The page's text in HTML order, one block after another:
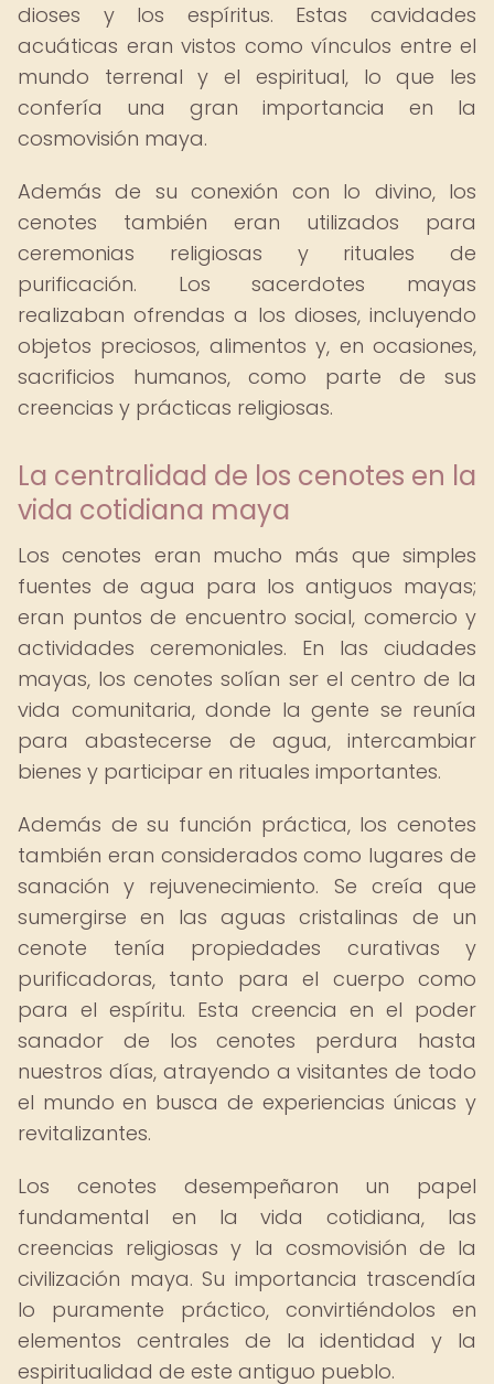
dioses y los espíritus. Estas cavidades
acuáticas eran vistos como vínculos entre el
mundo terrenal y el espiritual, lo que les
confería una gran importancia en la
cosmovisión maya.
Además de su conexión con lo divino, los
cenotes también eran utilizados para
ceremonias religiosas y rituales de
purificación. Los sacerdotes mayas
realizaban ofrendas a los dioses, incluyendo
objetos preciosos, alimentos y, en ocasiones,
sacrificios humanos, como parte de sus
creencias y prácticas religiosas.
La centralidad de los cenotes en la
vida cotidiana maya
Los cenotes eran mucho más que simples
fuentes de agua para los antiguos mayas;
eran puntos de encuentro social, comercio y
actividades ceremoniales. En las ciudades
mayas, los cenotes solían ser el centro de la
vida comunitaria, donde la gente se reunía
para abastecerse de agua, intercambiar
bienes y participar en rituales importantes.
Además de su función práctica, los cenotes
también eran considerados como lugares de
sanación y rejuvenecimiento. Se creía que
sumergirse en las aguas cristalinas de un
cenote tenía propiedades curativas y
purificadoras, tanto para el cuerpo como
para el espíritu. Esta creencia en el poder
sanador de los cenotes perdura hasta
nuestros días, atrayendo a visitantes de todo
el mundo en busca de experiencias únicas y
revitalizantes.
Los cenotes desempeñaron un papel
fundamental en la vida cotidiana, las
creencias religiosas y la cosmovisión de la
civilización maya. Su importancia trascendía
lo puramente práctico, convirtiéndolos en
elementos centrales de la identidad y la
espiritualidad de este antiguo pueblo.